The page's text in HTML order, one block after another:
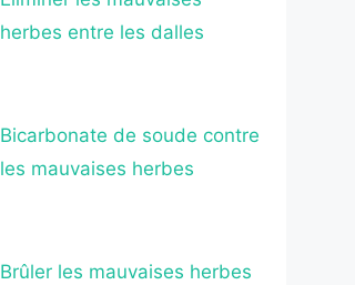
herbes entre les dalles
Bicarbonate de soude contre
les mauvaises herbes
Brûler les mauvaises herbes